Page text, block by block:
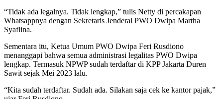
“Tidak ada legalnya. Tidak lengkap,” tulis Netty di percakapan
Whatsappnya dengan Sekretaris Jenderal PWO Dwipa Martha
Syaflina.
Sementara itu, Ketua Umum PWO Dwipa Feri Rusdiono
menanggapi bahwa semua administrasi legalitas PWO Dwipa
lengkap. Termasuk NPWP sudah terdaftar di KPP Jakarta Duren
Sawit sejak Mei 2023 lalu.
“Kita sudah terdaftar. Sudah ada. Silakan saja cek ke kantor pajak,”